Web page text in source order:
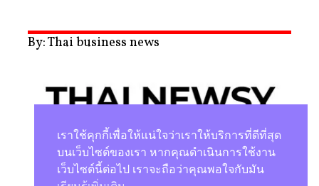
By: Thai business news
นโยบายความเป็นส่วนตัว
เราใช้คุกกี้เพื่อให้แน่ใจว่าเราให้บริการที่ดีที่สุด
บนเว็บไซต์ของเรา หากคุณดำเนินการใช้งาน
เว็บไซต์นี้ต่อไป เราจะถือว่าคุณพอใจกับมัน